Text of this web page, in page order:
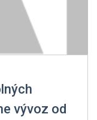
vývoz od